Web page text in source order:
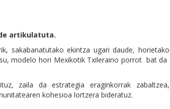
artikulatuta.
sakabanatutako ekintza ugari daude, horietako
modelo hori Mexikotik Txileraino porrot bat da
zaila da estrategia eraginkorrak zabaltzea,
kohesioa lortzera bideratuz.